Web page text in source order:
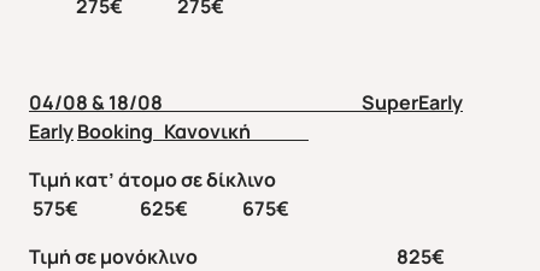
275€ 275€
04/08 & 18/08 SuperEarly
EarlyBooking Κανονική
Τιμή κατ’ άτομο σε δίκλινο
575€ 625€ 675€
Τιμή σε μονόκλινο 825€